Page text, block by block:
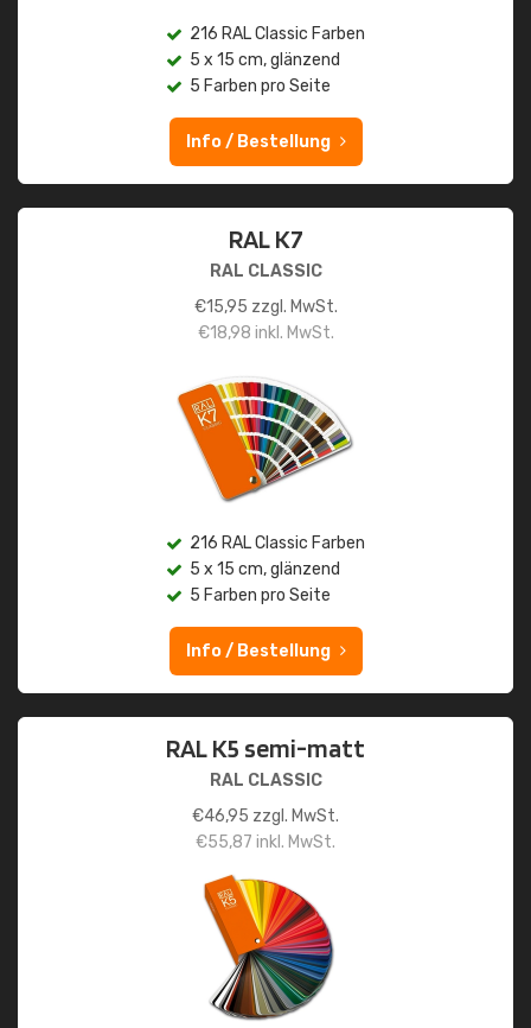
216 RAL Classic Farben
5 x 15 cm, glänzend
5 Farben pro Seite
Info / Bestellung
RAL K7
RAL CLASSIC
€15,95 zzgl. MwSt.
€18,98 inkl. MwSt.
216 RAL Classic Farben
5 x 15 cm, glänzend
5 Farben pro Seite
Info / Bestellung
RAL K5 semi-matt
RAL CLASSIC
€46,95 zzgl. MwSt.
€55,87 inkl. MwSt.